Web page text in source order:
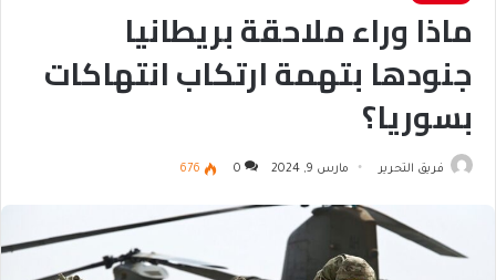
ماذا وراء ملاحقة بريطانيا
جنودها بتهمة ارتكاب انتهاكات
بسوريا؟
فريق التحرير مارس 9, 2024 0
676